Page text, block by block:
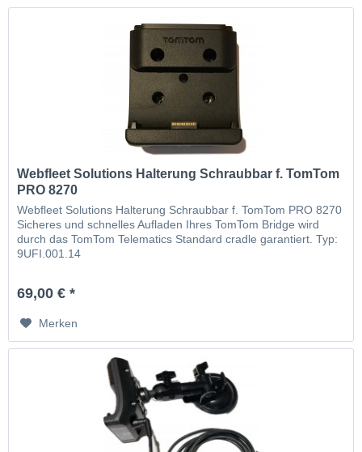
Webfleet Solutions Halterung Schraubbar f. TomTom
PRO 8270
Webfleet Solutions Halterung Schraubbar f. TomTom PRO 8270
Sicheres und schnelles Aufladen Ihres TomTom Bridge wird
durch das TomTom Telematics Standard cradle garantiert. Typ:
9UFI.001.14
69,00 € *
Merken